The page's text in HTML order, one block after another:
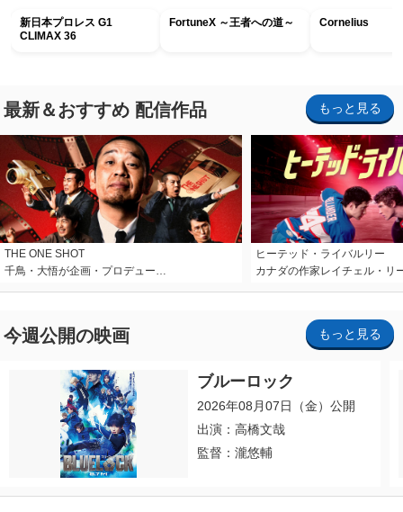
新日本プロレス G1
CLIMAX 36
FortuneX ～王者への道～ Cornelius
最新＆おすすめ 配信作品 もっと見る
THE ONE SHOT
千鳥・大悟が企画・プロデュー…
ヒーテッド・ライバルリー
カナダの作家レイチェル・リ
今週公開の映画 もっと見る
ブルーロック
2026年08月07日（金）公開
出演：高橋文哉
監督：瀧悠輔